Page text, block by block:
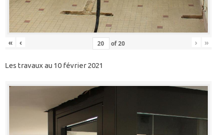
« ‹ of20 › »
Les travaux au 10 février 2021